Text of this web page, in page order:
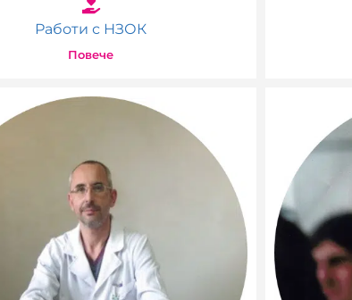
Работи с НЗОК
Повече